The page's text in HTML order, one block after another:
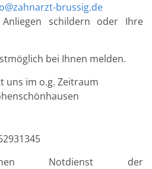
brussig.de
schildern oder Ihre
bei Ihnen melden.
uns im o.g. Zeitraum
Notdienst der